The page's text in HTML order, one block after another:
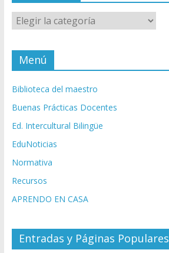
Categorías
Menú
Biblioteca del maestro
Buenas Prácticas Docentes
Ed. Intercultural Bilingüe
EduNoticias
Normativa
Recursos
APRENDO EN CASA
Entradas y Páginas Populares